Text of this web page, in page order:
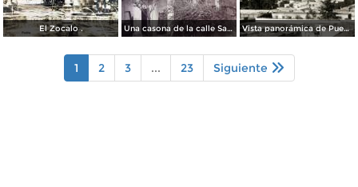
El Zocalo . Una casona de la calle Santa Ines # 5 ( Fechada el 5 de Mayo de 1892 ). Vista panorámica de Puebla, con volcanes Popocatépetl (izq.) e Iztaccíhuatl (der.)
1 2 3 ... 23 Siguiente